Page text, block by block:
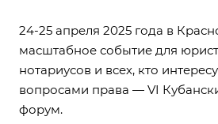
24-25 апреля 2025 года в
масштабное событие для
нотариусов и всех, кто
вопросами права — VI
форум.